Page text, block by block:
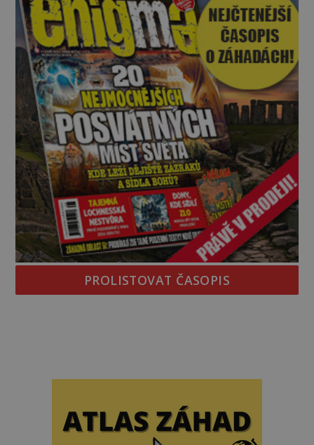
PROLISTOVAT ČASOPIS